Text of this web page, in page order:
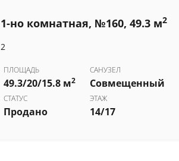
1-но комнатная, №160, 49.3 м2
2
ПЛОЩАДЬ
49.3/20/15.8 м2
САНУЗЕЛ
Совмещенный
СТАТУС
Продано
ЭТАЖ
14/17